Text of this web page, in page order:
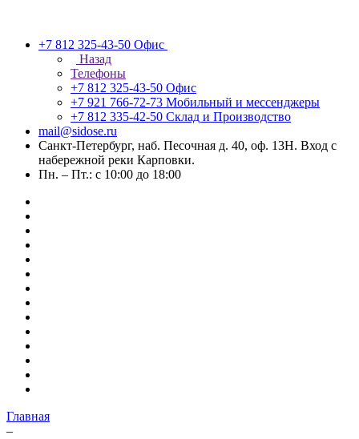
+7 812 325-43-50 Офис
Назад
Телефоны
+7 812 325-43-50 Офис
+7 921 766-72-73 Мобильный и мессенджеры
+7 812 335-42-50 Склад и Производство
mail@sidose.ru
Санкт-Петербург, наб. Песочная д. 40, оф. 13Н. Вход с
набережной реки Карповки.
Пн. – Пт.: с 10:00 до 18:00
Главная
–